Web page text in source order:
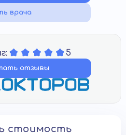
врача
5
отзывы
стоимость